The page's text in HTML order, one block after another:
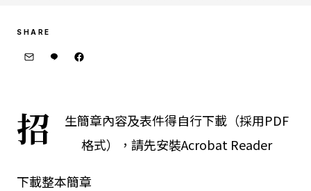
SHARE
招
生簡章內容及表件得自行下載（採用PDF
格式），請先安裝Acrobat Reader
下載整本簡章